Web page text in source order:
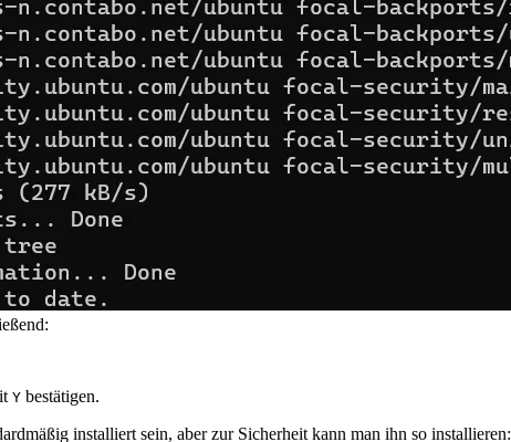
Y bestätigen.
installiert sein, aber zur Sicherheit kann man ihn so installieren: